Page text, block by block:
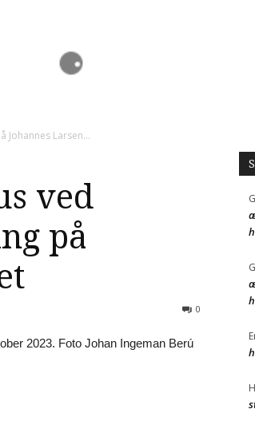
Larsen...
ved
på
0